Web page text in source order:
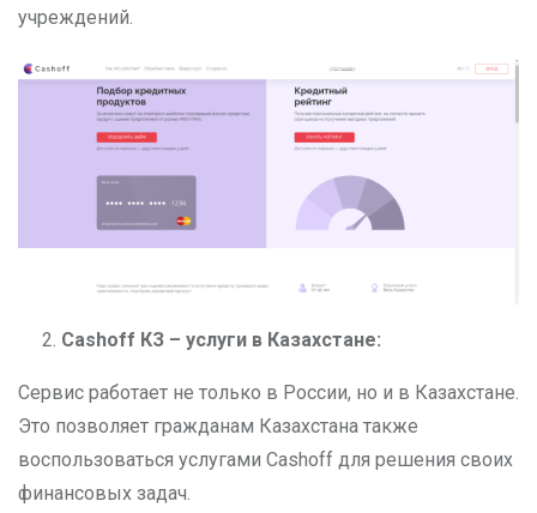
учреждений.
Cashoff КЗ – услуги в Казахстане:
Сервис работает не только в России, но и в Казахстане.
Это позволяет гражданам Казахстана также
воспользоваться услугами Cashoff для решения своих
финансовых задач.